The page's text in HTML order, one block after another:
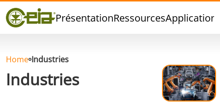
PrésentationRessources
Qualité
Événements
Home Industries
Industries